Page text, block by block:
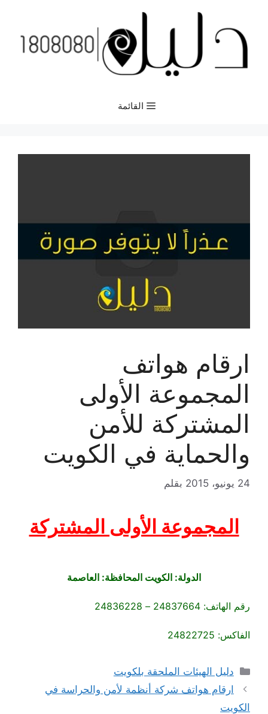
المحتوى
القائمة
ارقام هواتف
المجموعة الأولى
المشتركة للأمن
والحماية في الكويت
24 يونيو، 2015 بقلم
المجموعة الأولى المشتركة
الدولة: الكويت المحافظة: العاصمة
رقم الهاتف: 24837664 – 24836228
الفاكس: 24822725
التصنيفات
دليل الهيئات الملحقة بلكويت
ارقام هواتف شركة أنظمة لأمن والحراسة في
الكويت